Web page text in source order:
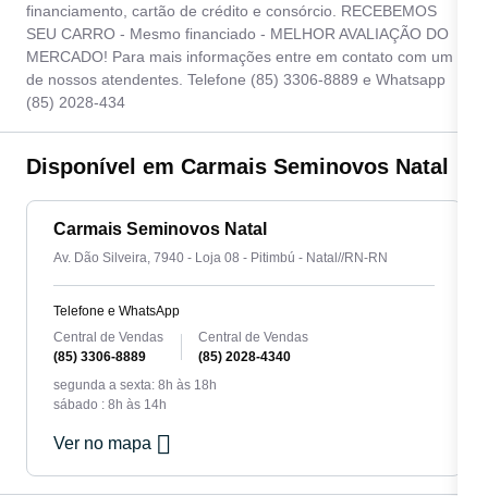
financiamento, cartão de crédito e consórcio. RECEBEMOS
SEU CARRO - Mesmo financiado - MELHOR AVALIAÇÃO DO
MERCADO! Para mais informações entre em contato com um
de nossos atendentes. Telefone (85) 3306-8889 e Whatsapp
(85) 2028-434
Disponível em Carmais Seminovos Natal
Carmais Seminovos Natal
Av. Dão Silveira, 7940 - Loja 08 - Pitimbú - Natal//RN-RN
Telefone e WhatsApp
Central de Vendas
(85) 3306-8889
Central de Vendas
(85) 2028-4340
segunda a sexta: 8h às 18h
sábado : 8h às 14h
Ver no mapa